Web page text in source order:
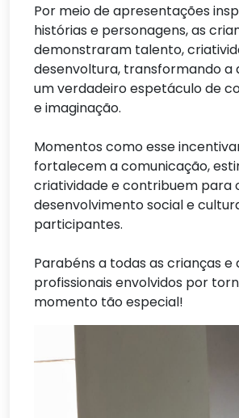
Por meio de apresentações
histórias e personagens, as
demonstraram talento,
desenvoltura, transformando a
um verdadeiro espetáculo de
e imaginação.
Momentos como esse
fortalecem a comunicação,
criatividade e contribuem para
desenvolvimento social e
participantes.
Parabéns a todas as crianças e
profissionais envolvidos por
momento tão especial!